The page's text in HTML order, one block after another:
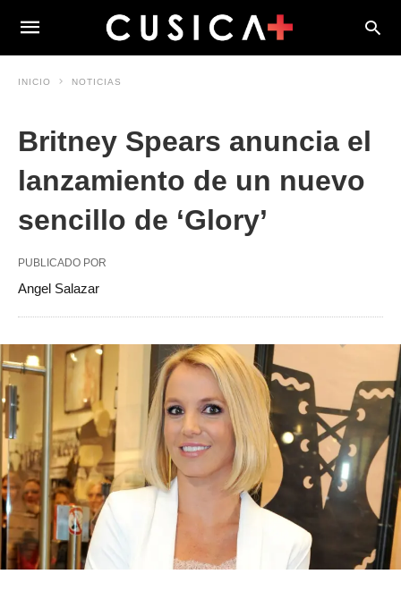
INICIO NOTICIAS
Britney Spears anuncia el
lanzamiento de un nuevo
sencillo de ‘Glory’
PUBLICADO POR
Angel Salazar